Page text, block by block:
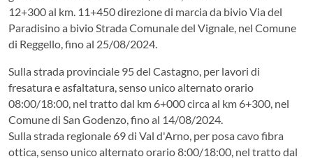
12+300 al km. 11+450 direzione di marcia da bivio Via del
Paradisino a bivio Strada Comunale del Vignale, nel Comune
di Reggello, fino al 25/08/2024.
Sulla strada provinciale 95 del Castagno, per lavori di
fresatura e asfaltatura, senso unico alternato orario
08:00/18:00, nel tratto dal km 6+000 circa al km 6+300, nel
Comune di San Godenzo, fino al 14/08/2024.
Sulla strada regionale 69 di Val d'Arno, per posa cavo fibra
ottica, senso unico alternato orario 8:00/18:00, nel tratto dal